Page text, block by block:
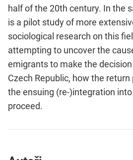
half of the 20th century. In the
is a pilot study of more
sociological research on this
attempting to uncover the
emigrants to make the
Czech Republic, how the
the ensuing (re-)integration
proceed.